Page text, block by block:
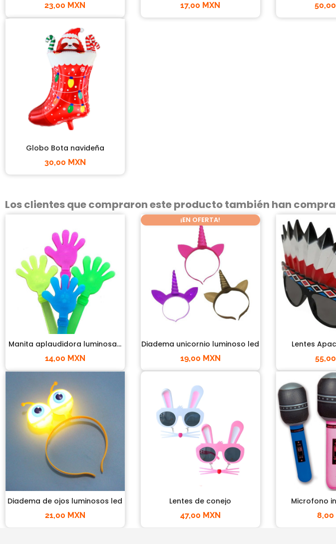
23,00 MXN 17,00 MXN
Globo Bota navideña
30,00 MXN
Los clientes que compraron este producto también han
Manita aplaudidora luminosa...
14,00 MXN
¡EN OFERTA!
Diadema unicornio luminoso led
19,00 MXN
Lentes
Diadema de ojos luminosos led
21,00 MXN
Lentes de conejo
47,00 MXN
Microfono
8,00